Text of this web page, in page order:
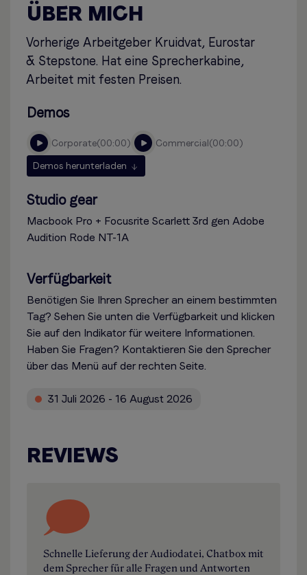
ÜBER MICH
Vorherige Arbeitgeber Kruidvat, Eurostar
& Stepstone. Hat eine Sprecherkabine,
Arbeitet mit festen Preisen.
Demos
corporate 00:00 commercial 00:00
Demos herunterladen
Studio gear
Macbook Pro + Focusrite Scarlett 3rd gen Adobe
Audition Rode NT-1A
Verfügbarkeit
Benötigen Sie Ihren Sprecher an einem bestimmten
Tag? Sehen Sie unten die Verfügbarkeit und klicken
Sie auf den Indikator für weitere Informationen.
Haben Sie Fragen? Kontaktieren Sie den Sprecher
über das Menü auf der rechten Seite.
31 Juli 2026 - 16 August 2026
REVIEWS
Schnelle Lieferung der Audiodatei, Chatbox mit
dem Sprecher für alle Fragen und Antworten